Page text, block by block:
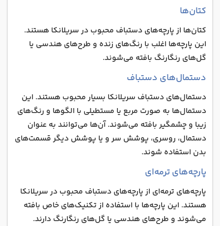
کتان‌ها
کتان‌ها از پارچه‌های دستباف محبوب در سریلانکا هستند.
این پارچه‌ها اغلب با رنگ‌های زنده و طرح‌های هندسی یا
گل‌های رنگارنگ بافته می‌شوند.
دستمال‌های دستباف
دستمال‌های دستباف سریلانکا بسیار محبوب هستند. این
دستمال‌ها به صورت مربع یا مستطیلی با الگوها و رنگ‌های
زیبا و چشمگیر بافته می‌شوند. آن‌ها می‌توانند به عنوان
دستمال، روسری، پوشش سر و یا پوشش دیگر قسمت‌های
بدن استفاده شوند.
پارچه‌های ترمه‌ای
پارچه‌های ترمه‌ای از پارچه‌های دستباف محبوب در سریلانکا
هستند. این پارچه‌ها با استفاده از تکنیک‌های خاص بافته
می‌شوند و طرح‌های هندسی یا گل‌های رنگارنگ دارند.